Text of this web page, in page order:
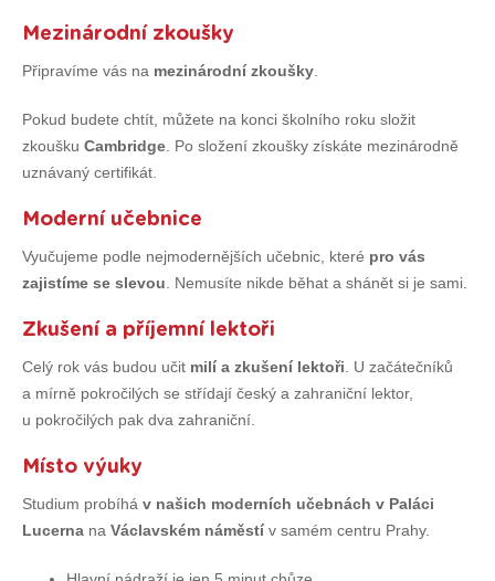
Mezinárodní zkoušky
Připravíme vás na mezinárodní zkoušky
Pokud budete chtít, můžete na konci školního roku složit
zkoušku Cambridge . Po složení zkoušky získáte mezinárodně
uznávaný certifikát.
Moderní učebnice
Vyučujeme podle nejmodernějších učebnic, které pro vás
zajistíme se slevou . Nemusíte nikde běhat a shánět si je sami.
Zkušení a příjemní lektoři
Celý rok vás budou učit milí a zkušení lektoři . U začátečníků
a mírně pokročilých se střídají český a zahraniční lektor,
u pokročilých pak dva zahraniční.
Místo výuky
Studium probíhá v našich moderních učebnách v Paláci
Lucerna na Václavském náměstí v samém centru Prahy.